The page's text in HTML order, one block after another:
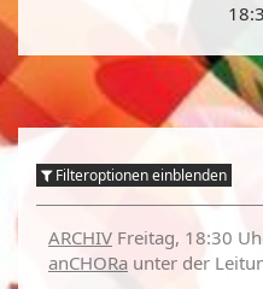
Filteroptionen einblenden
ARCHIV Freitag, 18:30
anCHORa unter der